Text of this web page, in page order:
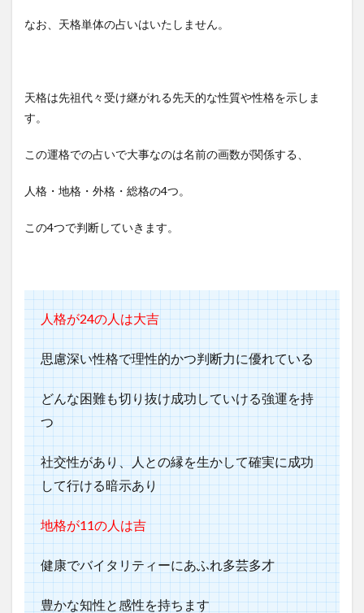
なお、天格単体の占いはいたしません。
天格は先祖代々受け継がれる先天的な性質や性格を示しま
す。
この運格での占いで大事なのは名前の画数が関係する、
人格・地格・外格・総格の4つ。
この4つで判断していきます。
人格が24の人は大吉
思慮深い性格で理性的かつ判断力に優れている
どんな困難も切り抜け成功していける強運を持
つ
社交性があり、人との縁を生かして確実に成功
して行ける暗示あり
地格が11の人は吉
健康でバイタリティーにあふれ多芸多才
豊かな知性と感性を持ちます